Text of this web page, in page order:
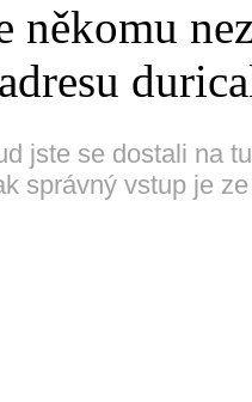
někomu
jste se dostali na
správný vstup je